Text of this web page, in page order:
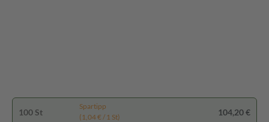
100 St
Spartipp
(1,04 € / 1 St)
104,20 €